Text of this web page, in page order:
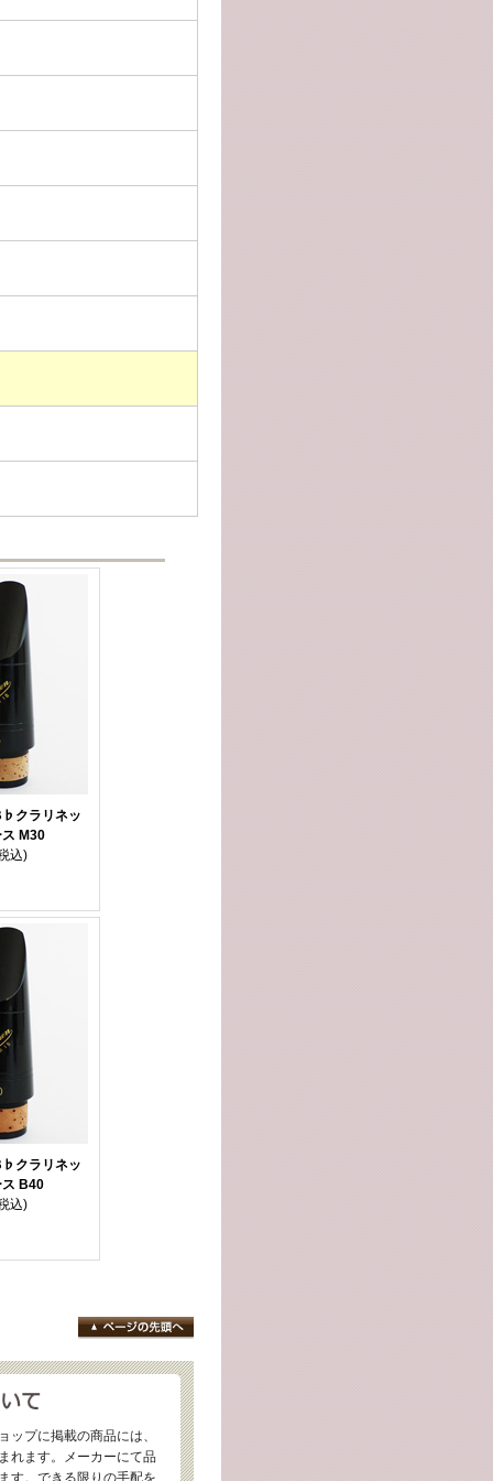
クラリネッ
M30
込)
クラリネッ
ス B40
込)
ップに掲載の商品には、
れます。メーカーにて品
す。できる限りの手配を